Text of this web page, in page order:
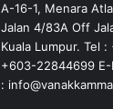
A-16-1, Menara
Jalan 4/83A Off
Kuala Lumpur. Tel
+603-22844699 E-
: